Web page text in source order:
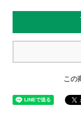
この